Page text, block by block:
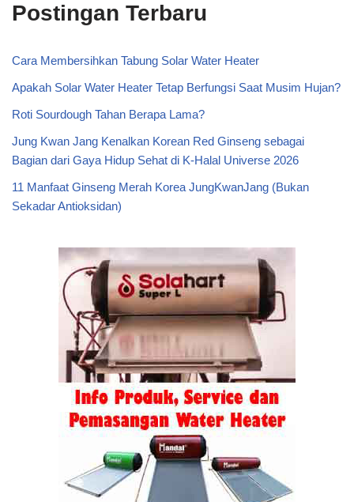
Postingan Terbaru
Cara Membersihkan Tabung Solar Water Heater
Apakah Solar Water Heater Tetap Berfungsi Saat Musim Hujan?
Roti Sourdough Tahan Berapa Lama?
Jung Kwan Jang Kenalkan Korean Red Ginseng sebagai
Bagian dari Gaya Hidup Sehat di K-Halal Universe 2026
11 Manfaat Ginseng Merah Korea JungKwanJang (Bukan
Sekadar Antioksidan)